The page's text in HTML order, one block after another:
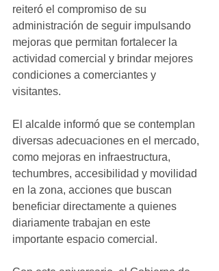
reiteró el compromiso de su
administración de seguir impulsando
mejoras que permitan fortalecer la
actividad comercial y brindar mejores
condiciones a comerciantes y
visitantes.
El alcalde informó que se contemplan
diversas adecuaciones en el mercado,
como mejoras en infraestructura,
techumbres, accesibilidad y movilidad
en la zona, acciones que buscan
beneficiar directamente a quienes
diariamente trabajan en este
importante espacio comercial.